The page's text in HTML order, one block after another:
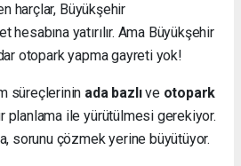
harçlar, Büyükşehir
hesabına yatırılır. Ama Büyükşehir
otopark yapma gayreti yok!
süreçlerinin ada bazlıve otopark
planlama ile yürütülmesi gerekiyor.
sorunu çözmek yerine büyütüyor.